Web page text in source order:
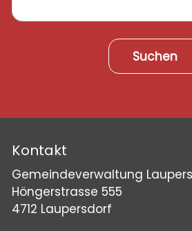
Suchen
Kontakt
Gemeindeverwaltung
Höngerstrasse 555
4712 Laupersdorf